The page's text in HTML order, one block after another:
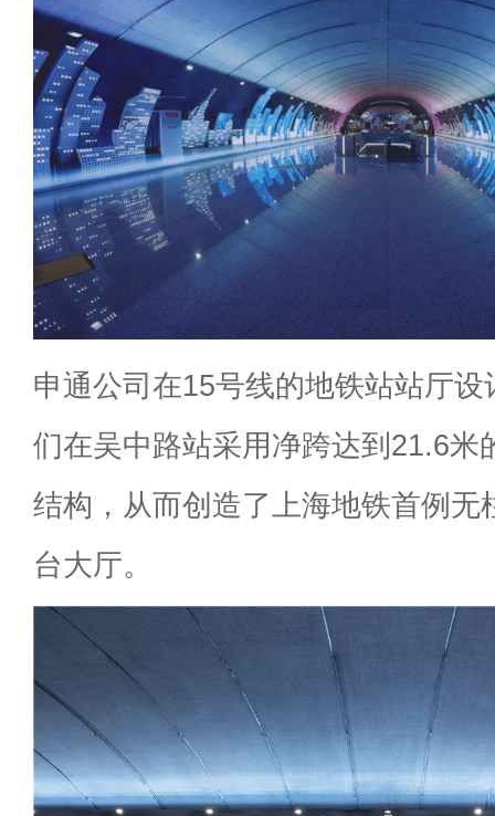
申通公司在15号线的地铁站站厅
们在吴中路站采用净跨达到21.6米
结构，从而创造了上海地铁首例无
台大厅。